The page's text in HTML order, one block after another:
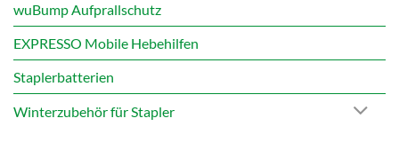
wuBump Aufprallschutz
EXPRESSO Mobile Hebehilfen
Staplerbatterien
Winterzubehör für Stapler